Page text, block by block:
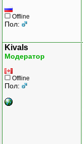
Offline
Пол:
Kivals
Модератор
Offline
Пол: